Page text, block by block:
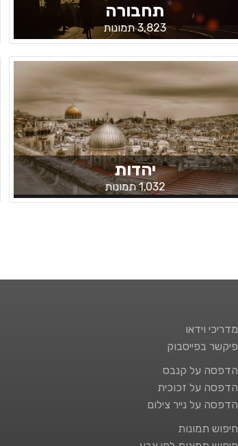
תחבורה
3,823 תמונות
יהדות
1,032 תמונות
מדריכי וידאו
פיקשר בפייסבוק
הדפסה על קנבס
הדפסה על זכוכית
הדפסה על נייר צילום
חיפוש תמונות